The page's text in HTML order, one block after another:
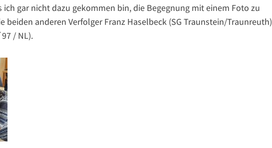
ich gar nicht dazu gekommen bin, die Begegnung mit einem Foto zu
anderen Verfolger Franz Haselbeck (SG Traunstein/Traunreuth)
/ NL).